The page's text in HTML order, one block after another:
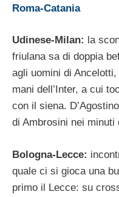
Roma-Catania
Udinese-Milan: la
friulana sa di doppia
agli uomini di
mani dell’Inter, a cui
con il siena.
di Ambrosini nei minuti
Bologna-Lecce:
quale ci si gioca una
primo il Lecce: su